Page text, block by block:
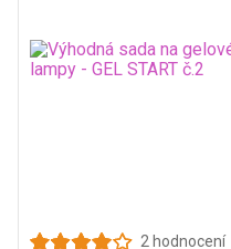
2 hodnocení